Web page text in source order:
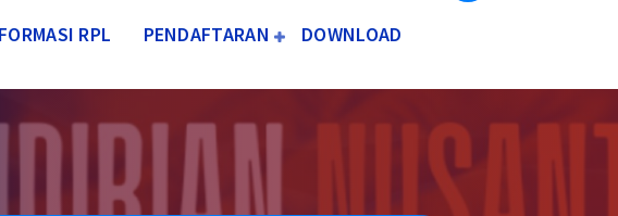
RPL PENDAFTARAN DOWNLOAD